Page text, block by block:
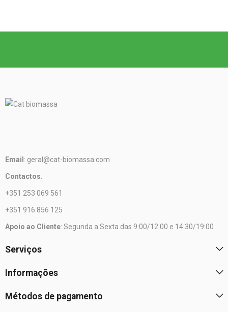
Email : geral@cat-biomassa.com
Contactos:
+351 253 069 561
+351 916 856 125
Apoio ao Cliente: Segunda a Sexta das 9:00/12:00 e 14:30/19:00
Serviços
Informações
Métodos de pagamento